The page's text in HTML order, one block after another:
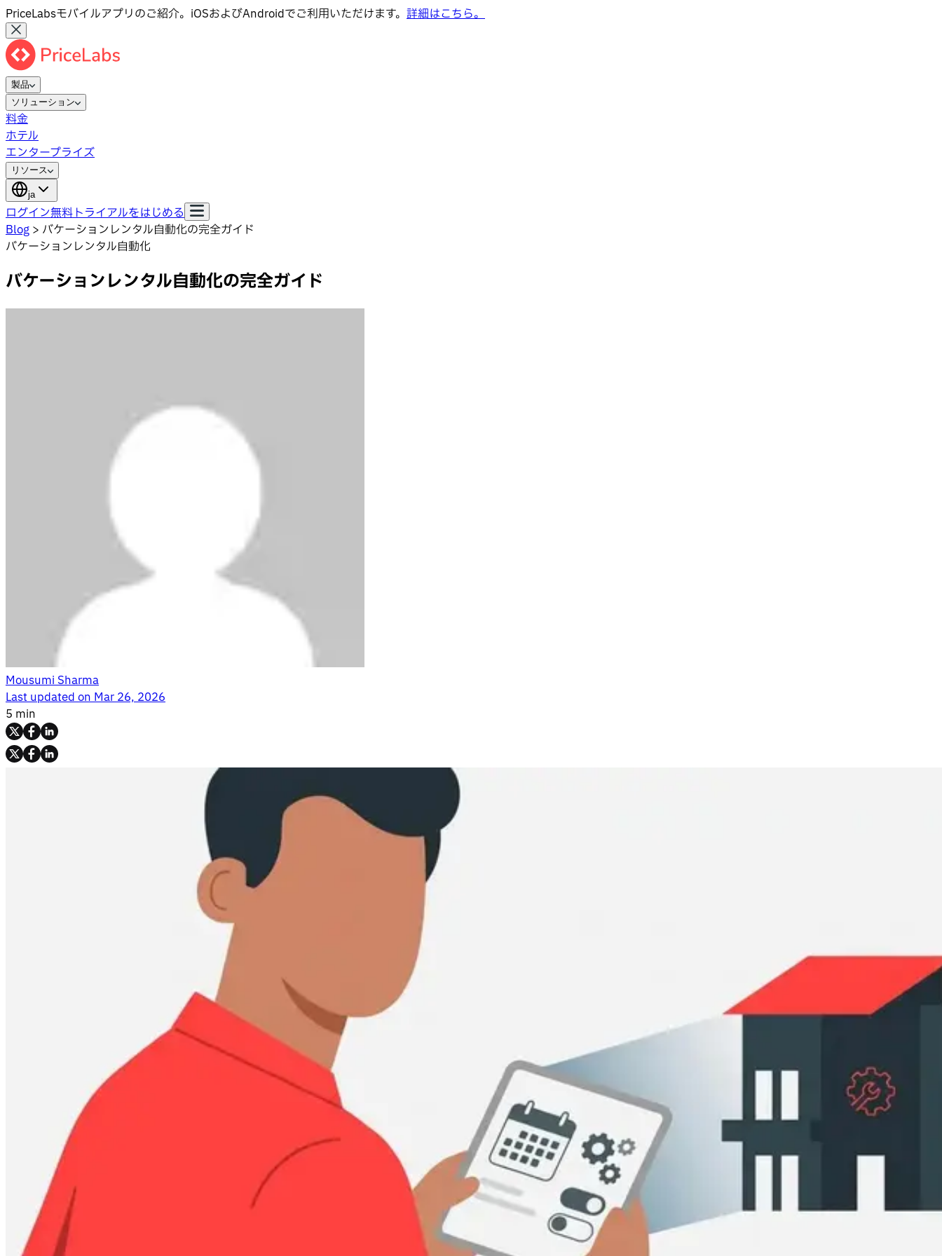
PriceLabsモバイルアプリのご紹介。iOSおよびAndroidでご利用いただけます。 詳細はこちら。
製品
ソリューション
料金
ホテル
エンタープライズ
リソース
ja
ログイン無料トライアルをはじめる
Blog > バケーションレンタル自動化の完全ガイド
バケーションレンタル自動化
バケーションレンタル自動化の完全ガイド
Mousumi Sharma
Last updated onMar 26, 2026
5 min